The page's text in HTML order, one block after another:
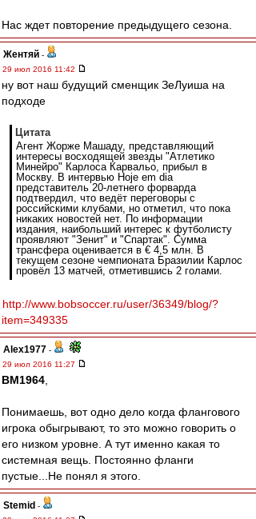
Нас ждет повторение предыдущего сезона.
Жентяй -
29 июл 2016 11:42
ну вот наш будущий сменщик ЗеЛуиша на
подходе
Цитата
Агент Жорже Машаду, представляющий
интересы восходящей звезды "Атлетико
Минейро" Карлоса Карвальо, прибыл в
Москву. В интервью Hoje em dia
представитель 20-летнего форварда
подтвердил, что ведёт переговоры с
российскими клубами, но отметил, что пока
никаких новостей нет. По информации
издания, наибольший интерес к футболисту
проявляют "Зенит" и "Спартак". Сумма
трансфера оценивается в € 4,5 млн. В
текущем сезоне чемпионата Бразилии Карлос
провёл 13 матчей, отметившись 2 голами.
http://www.bobsoccer.ru/user/36349/blog/?
item=349335
Alex1977 -
29 июл 2016 11:27
BM1964
Понимаешь, вот одно дело когда флангового
игрока обыгрывают, то это можно говорить о
его низком уровне. А тут именно какая то
системная вещь. Постоянно фланги
пустые...Не понял я этого.
Stemid -